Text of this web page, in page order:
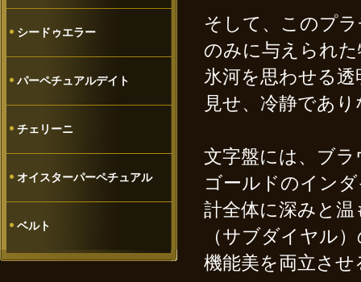
シードゥエラー
パーペチュアルデイト
チェリーニ
オイスターパーペチュアル
ベルト
そして、このプ
のみに与えられ
氷河を思わせる
見せ、冷静であ
文字盤には、ブ
ゴールドのイン
計全体に深みと
（サブダイヤル
機能美を両立させ